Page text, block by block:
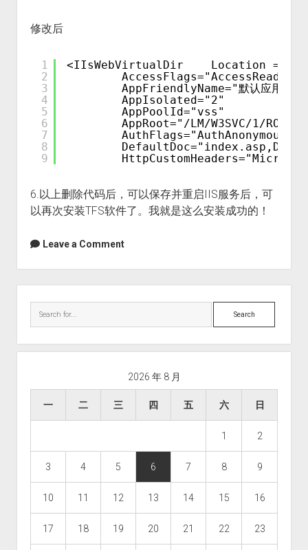
修改后
1
2
3
4
5
6
7
8
9
<IIsWebVirtualDir    Location ="/LM/
AccessFlags="AccessRead |
AppFriendlyName="默认应用程
AppIsolated="2"
AppPoolId="vss"
AppRoot="/LM/W3SVC/1/ROOT"
AuthFlags="AuthAnonymous |
6.以上删除代码后，可以保存并重启IIS服务后，可
以再次安装TFS软件了。我就是这么安装成功的！
Leave a Comment
Search
2026 年 8 月
一 二 三 四 五 六 日
1 2
3 4 5 6 7 8 9
10 11 12 13 14 15 16
17 18 19 20 21 22 23